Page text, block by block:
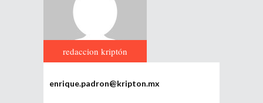
redaccion kriptón
enrique.padron@kripton.mx